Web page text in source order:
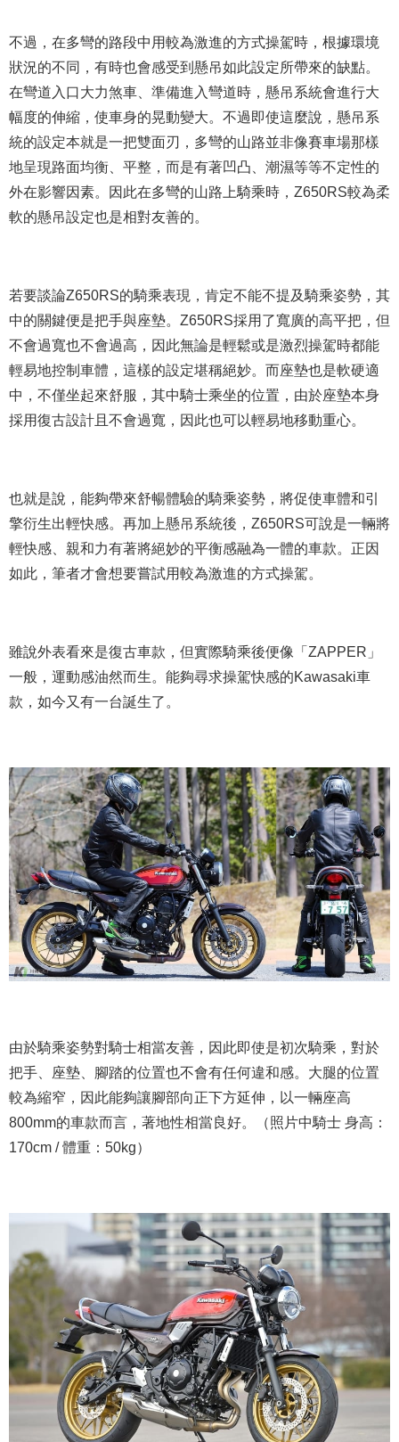
不過，在多彎的路段中用較為激進的方式操駕時，根據環境
狀況的不同，有時也會感受到懸吊如此設定所帶來的缺點。
在彎道入口大力煞車、準備進入彎道時，懸吊系統會進行大
幅度的伸縮，使車身的晃動變大。不過即使這麼說，懸吊系
統的設定本就是一把雙面刃，多彎的山路並非像賽車場那樣
地呈現路面均衡、平整，而是有著凹凸、潮濕等等不定性的
外在影響因素。因此在多彎的山路上騎乘時，Z650RS較為柔
軟的懸吊設定也是相對友善的。
若要談論Z650RS的騎乘表現，肯定不能不提及騎乘姿勢，其
中的關鍵便是把手與座墊。Z650RS採用了寬廣的高平把，但
不會過寬也不會過高，因此無論是輕鬆或是激烈操駕時都能
輕易地控制車體，這樣的設定堪稱絕妙。而座墊也是軟硬適
中，不僅坐起來舒服，其中騎士乘坐的位置，由於座墊本身
採用復古設計且不會過寬，因此也可以輕易地移動重心。
也就是說，能夠帶來舒暢體驗的騎乘姿勢，將促使車體和引
擎衍生出輕快感。再加上懸吊系統後，Z650RS可說是一輛將
輕快感、親和力有著將絕妙的平衡感融為一體的車款。正因
如此，筆者才會想要嘗試用較為激進的方式操駕。
雖說外表看來是復古車款，但實際騎乘後便像「ZAPPER」
一般，運動感油然而生。能夠尋求操駕快感的Kawasaki車
款，如今又有一台誕生了。
由於騎乘姿勢對騎士相當友善，因此即使是初次騎乘，對於
把手、座墊、腳踏的位置也不會有任何違和感。大腿的位置
較為縮窄，因此能夠讓腳部向正下方延伸，以一輛座高
800mm的車款而言，著地性相當良好。（照片中騎士 身高：
170cm / 體重：50kg）